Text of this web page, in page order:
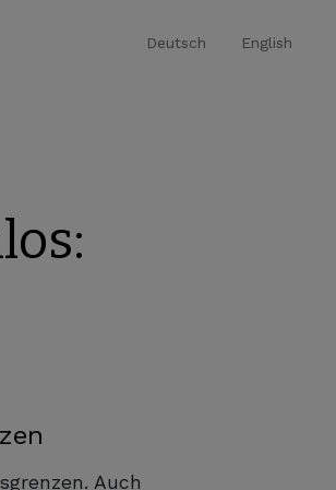
Deutsch English
Auch